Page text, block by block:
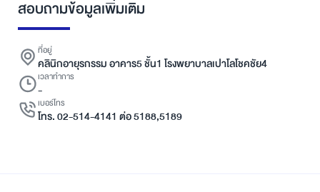
สอบถามข้อมูลเพิ่มเติม
ที่อยู่
คลินิกอายุรกรรม อาคาร5 ชั้น1 โรงพยาบาลเปาโลโชคชัย4
เวลาทำการ
-
เบอร์โทร
โทร. 02-514-4141 ต่อ 5188,5189